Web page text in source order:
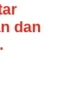
dan